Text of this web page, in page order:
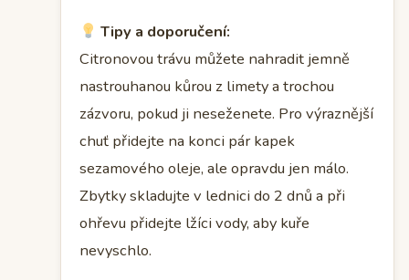
Tipy a doporučení:
Citronovou trávu můžete nahradit jemně
nastrouhanou kůrou z limety a trochou
zázvoru, pokud ji neseženete. Pro výraznější
chuť přidejte na konci pár kapek
sezamového oleje, ale opravdu jen málo.
Zbytky skladujte v lednici do 2 dnů a při
ohřevu přidejte lžíci vody, aby kuře
nevyschlo.